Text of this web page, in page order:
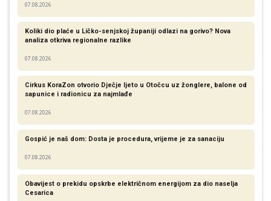
07.08.2026
Koliki dio plaće u Ličko-senjskoj županiji odlazi na gorivo? Nova
analiza otkriva regionalne razlike​
07.08.2026
Cirkus KoraZon otvorio Dječje ljeto u Otočcu uz žonglere, balone od
sapunice i radionicu za najmlađe
07.08.2026
Gospić je naš dom: Dosta je procedura, vrijeme je za sanaciju
07.08.2026
Obavijest o prekidu opskrbe električnom energijom za dio naselja
Cesarica